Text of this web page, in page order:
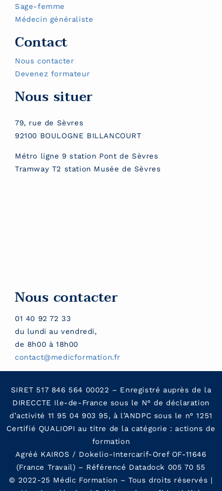
Sage-femme
Médecin généraliste
Contact
Nous contacter
Devenez formateur
Nous situer
79, rue de Sèvres
92100 BOULOGNE BILLANCOURT
Métro ligne 9 station Pont de Sèvres
Tramway T2 station Musée de Sèvres
Nous contacter
01 40 92 72 33
du lundi au vendredi,
de 8h00 à 18h00
contact@medicformation.fr
SIRET 517 846 564 00022 – Enregistré auprès de la
DIRECCTE Ile-de-France sous le N° de déclaration
d’activité 11 95 04 903 95, à l’ANDPC sous le n° 1251
Certifié QUALIOPI au titre de la catégorie : actions de
formation
Agréé KAIROS / Dokelio-Intercarif-Oref OF-11646
(France Travail) – Référencé Datadock 005 70 55
© 2022-25 Médic Formation – Tous droits réservés |